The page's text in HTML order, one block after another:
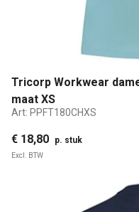
Tricorp Workwear
maat XS
Art: PPFT180CHXS
€ 18,80 p. stuk
Excl. BTW